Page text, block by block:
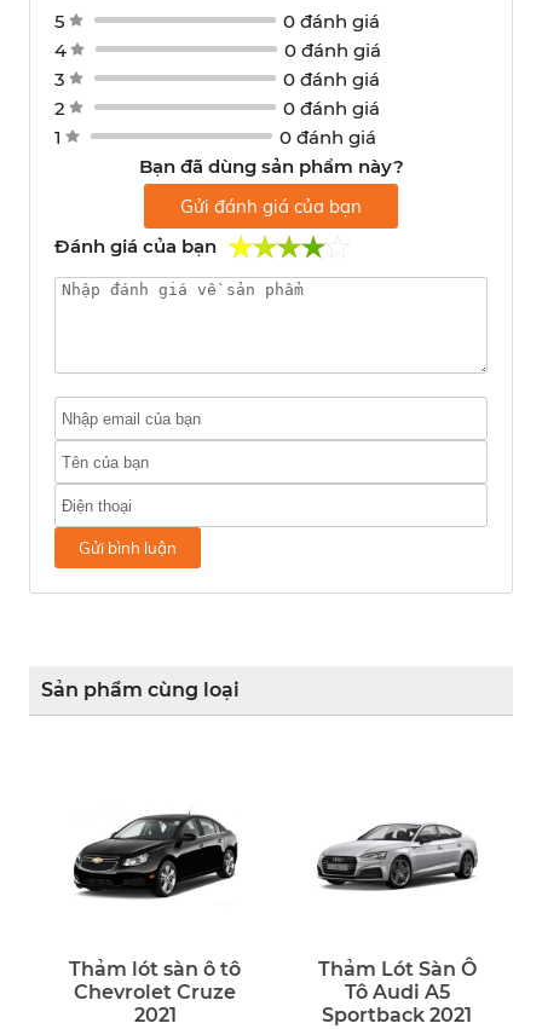
5
0 đánh giá
4
0 đánh giá
3
0 đánh giá
2
0 đánh giá
1
0 đánh giá
Bạn đã dùng sản phẩm này?
Gửi đánh giá của bạn
Đánh giá của bạn
Gửi bình luận
Sản phẩm cùng loại
Thảm lót sàn ô tô
Chevrolet Cruze
2021
Thảm Lót Sàn Ô
Tô Audi A5
Sportback 2021